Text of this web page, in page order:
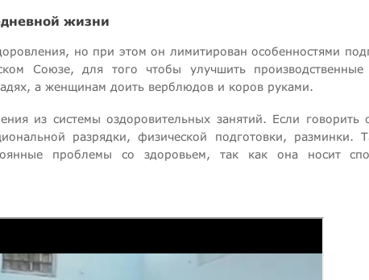
жизни
но при этом он лимитирован особенностями
Союзе, для того чтобы улучшить производственные
а женщинам доить верблюдов и коров руками.
из системы оздоровительных занятий. Если говорить
разрядки, физической подготовки, разминки.
проблемы со здоровьем, так как она носит